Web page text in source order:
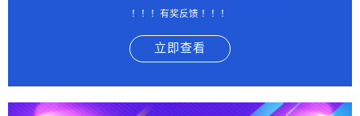
！！！有奖反馈 ！！！
立即查看